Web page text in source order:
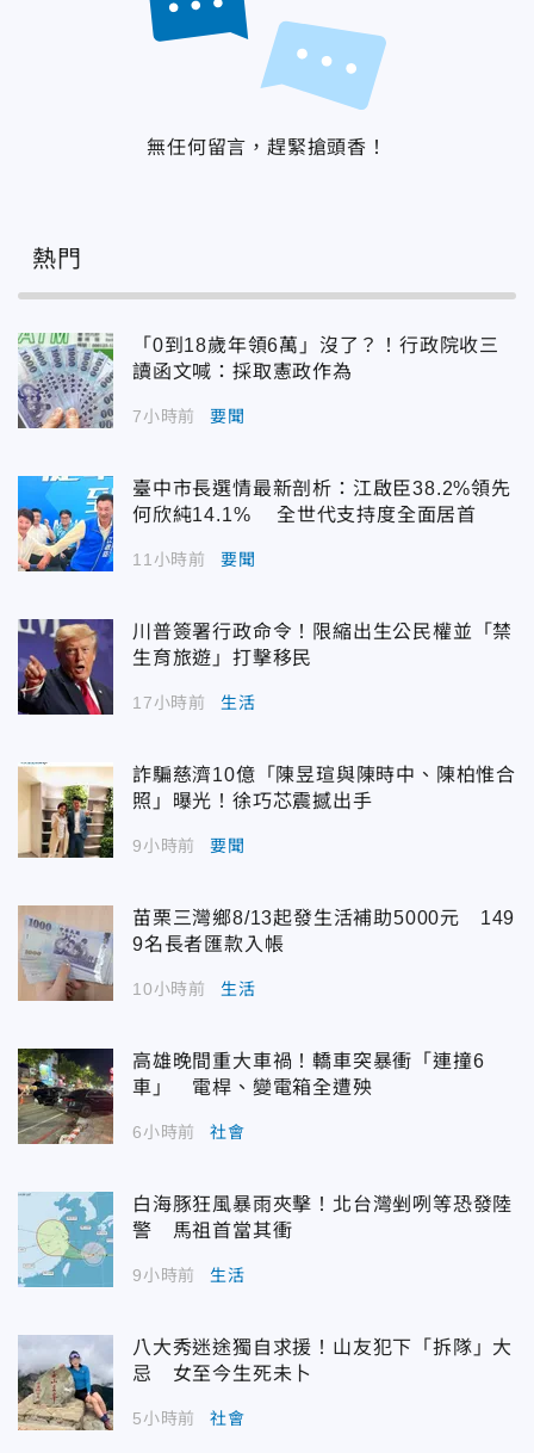
無任何留言，趕緊搶頭香！
熱門
「0到18歲年領6萬」沒了？！行政院收三
讀函文喊：採取憲政作為
7小時前 要聞
臺中市長選情最新剖析：江啟臣38.2%領先
何欣純14.1% 全世代支持度全面居首
11小時前 要聞
川普簽署行政命令！限縮出生公民權並「禁
生育旅遊」打擊移民
17小時前 生活
詐騙慈濟10億「陳昱瑄與陳時中、陳柏惟合
照」曝光！徐巧芯震撼出手
9小時前 要聞
苗栗三灣鄉8/13起發生活補助5000元 149
9名長者匯款入帳
10小時前 生活
高雄晚間重大車禍！轎車突暴衝「連撞6
車」 電桿、變電箱全遭殃
6小時前 社會
白海豚狂風暴雨夾擊！北台灣剉咧等恐發陸
警 馬祖首當其衝
9小時前 生活
八大秀迷途獨自求援！山友犯下「拆隊」大
忌 女至今生死未卜
5小時前 社會